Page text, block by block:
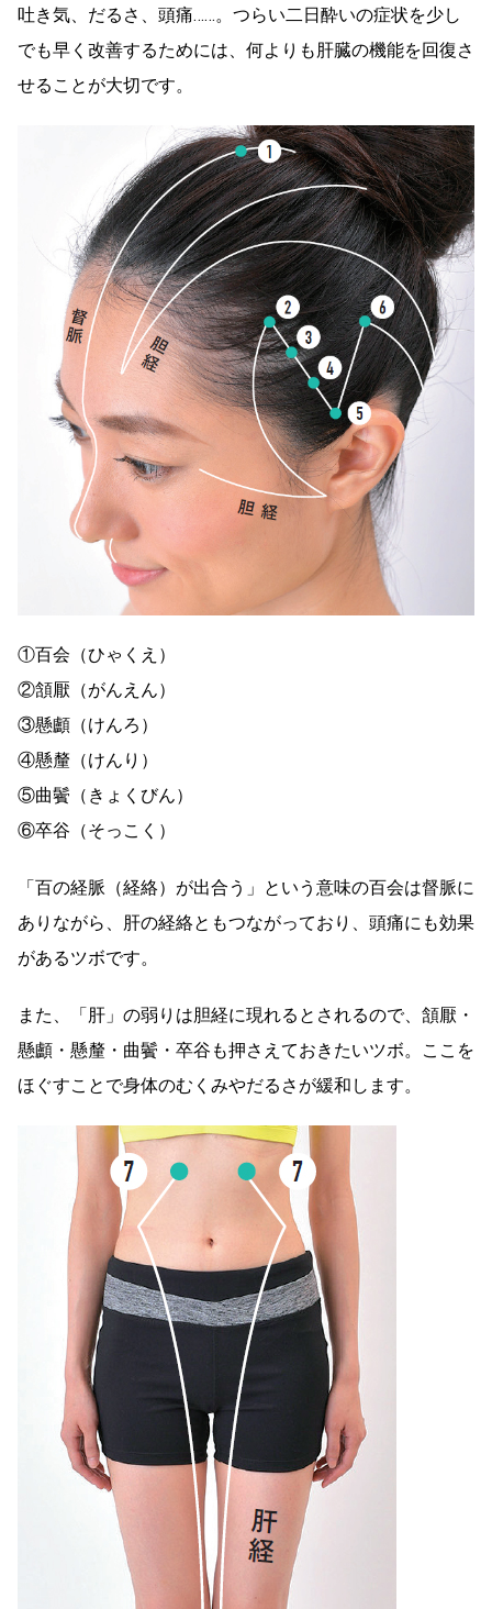
吐き気、だるさ、頭痛……。つらい二日酔いの症状を少し
でも早く改善するためには、何よりも肝臓の機能を回復さ
せることが大切です。
①百会（ひゃくえ）
②頷厭（がんえん）
③懸顱（けんろ）
④懸釐（けんり）
⑤曲鬢（きょくびん）
⑥卒谷（そっこく）
「百の経脈（経絡）が出合う」という意味の百会は督脈に
ありながら、肝の経絡ともつながっており、頭痛にも効果
があるツボです。
また、「肝」の弱りは胆経に現れるとされるので、頷厭・
懸顱・懸釐・曲鬢・卒谷も押さえておきたいツボ。ここを
ほぐすことで身体のむくみやだるさが緩和します。